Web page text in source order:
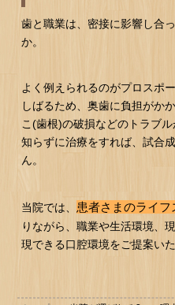
歯と職業は、密接に影響し合
か。
よく例えられるのがプロスポ
しばるため、奥歯に負担がか
こ(歯根)の破損などのトラブ
知らずに治療をすれば、試合
ん。
当院では、 患者さまのライフ
りながら、職業や生活環境、
現できる口腔環境をご提案いた